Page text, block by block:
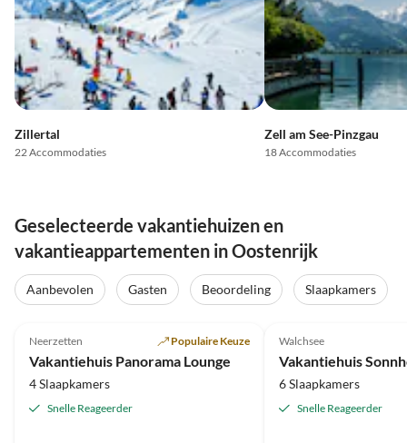
Zillertal
22 Accommodaties
Zell am See-Pinzgau
18 Accommodaties
Geselecteerde vakantiehuizen en
vakantieappartementen in Oostenrijk
Aanbevolen Gasten Beoordeling Slaapkamers
rondleiding
Super gastheer
Neerzetten Populaire Keuze
Vakantiehuis Panorama Lounge
4 Slaapkamers
Snelle Reageerder
Walchsee
Vakantiehuis
6 Slaapkamers
Snelle Reageerder